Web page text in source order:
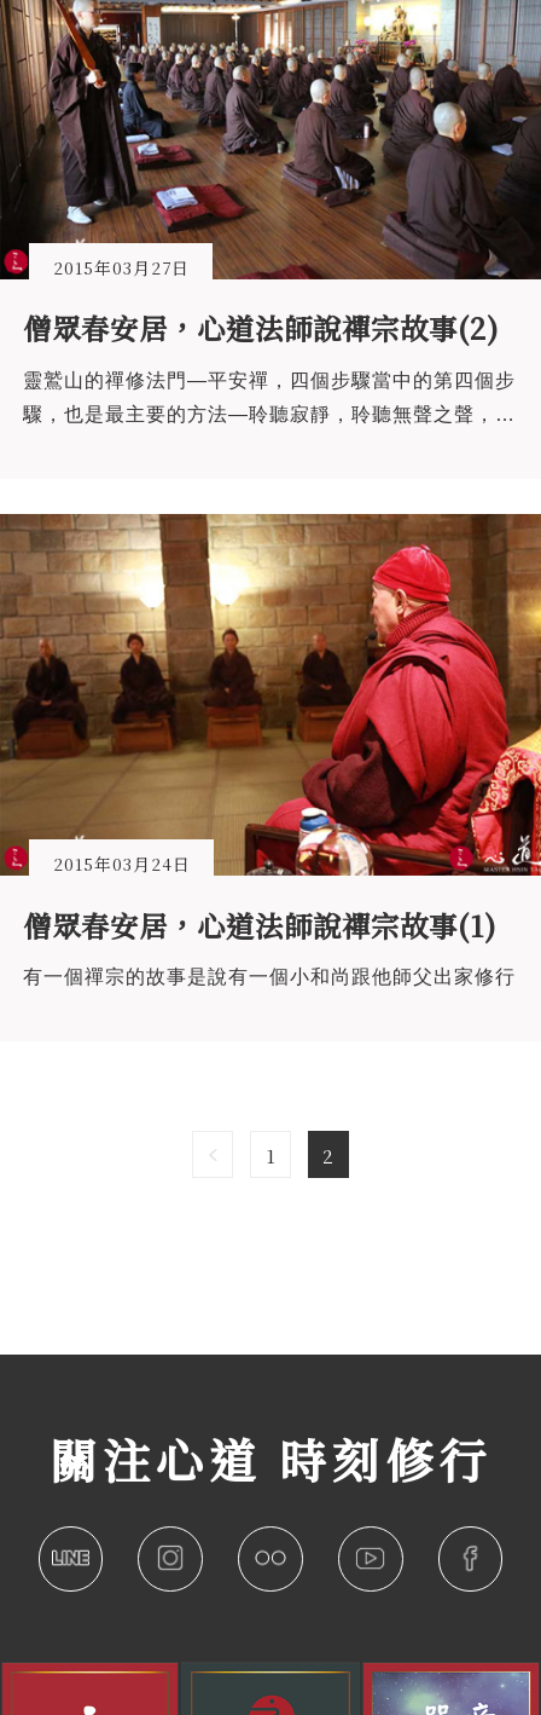
2015年03月27日
僧眾春安居，心道法師說禪宗故事(2)
靈鷲山的禪修法門—平安禪，四個步驟當中的第四個步
驟，也是最主要的方法—聆聽寂靜，聆聽無聲之聲，聆
2015年03月24日
僧眾春安居，心道法師說禪宗故事(1)
有一個禪宗的故事是說有一個小和尚跟他師父出家修行
1 2
關注心道 時刻修行